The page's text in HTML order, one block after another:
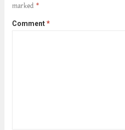
marked *
Comment*